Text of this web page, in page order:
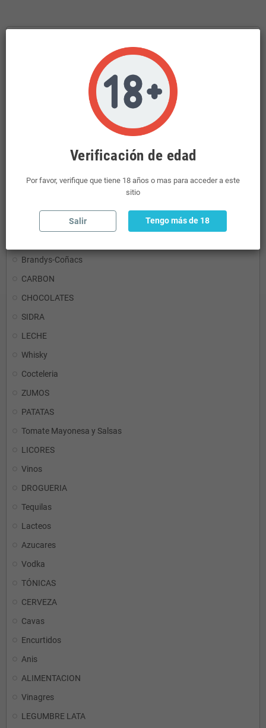
REFRESCOS
REFRESCOS.ENERGETICO
Brandys-Coñacs
CARBON
CHOCOLATES
SIDRA
LECHE
Whisky
Cocteleria
ZUMOS
PATATAS
Tomate Mayonesa y Salsas
LICORES
Vinos
DROGUERIA
Tequilas
Lacteos
Azucares
Vodka
TÓNICAS
CERVEZA
Cavas
Encurtidos
Anis
ALIMENTACION
Vinagres
LEGUMBRE LATA
Verificación de edad
Por favor, verifique que tiene 18 años o mas para acceder a este
sitio
Salir Tengo más de 18